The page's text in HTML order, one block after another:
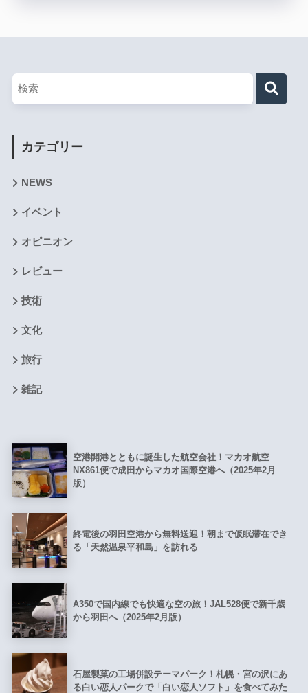
カテゴリー
NEWS
イベント
オピニオン
レビュー
技術
文化
旅行
雑記
空港開港とともに誕生した航空会社！マカオ航空
NX861便で成田からマカオ国際空港へ（2025年2月
版）
終電後の羽田空港から無料送迎！朝まで仮眠滞在でき
る「天然温泉平和島」を訪れる
A350で国内線でも快適な空の旅！JAL528便で新千歳
から羽田へ（2025年2月版）
石屋製菓の工場併設テーマパーク！札幌・宮の沢にあ
る白い恋人パークで「白い恋人ソフト」を食べてみた